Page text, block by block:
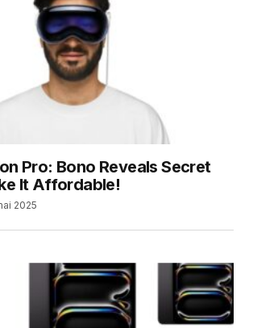
Pro: Bono Reveals Secret
It Affordable!
2025